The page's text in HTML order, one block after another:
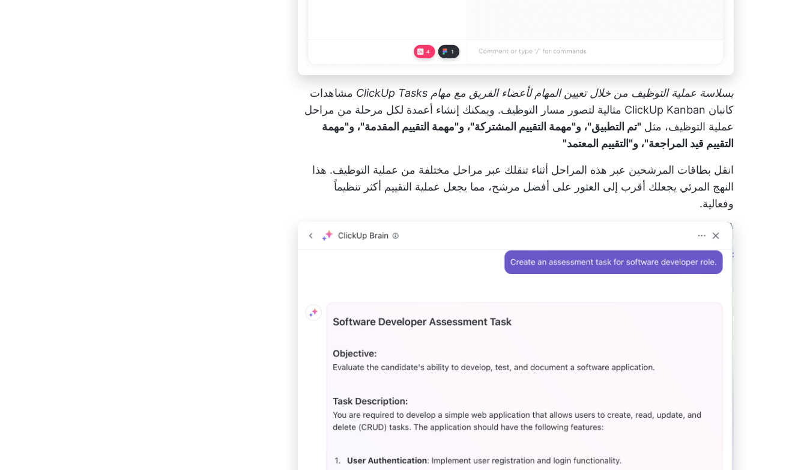
بسلاسة عملية التوظيف من خلال تعيين المهام لأعضاء الفريق مع مهام ClickUp Tasks
مشاهدات
كانبان ClickUp Kanban
مثالية لتصور مسار التوظيف. ويمكنك إنشاء أعمدة لكل مرحلة من مراحل
عملية التوظيف، مثل "تم التطبيق"، و"مهمة التقييم المشتركة"، و"مهمة التقييم المقدمة"، و"مهمة
التقييم قيد المراجعة"، و"التقييم المعتمد"
انقل بطاقات المرشحين عبر هذه المراحل أثناء تنقلك عبر مراحل مختلفة من عملية التوظيف. هذا
النهج المرئي يجعلك أقرب إلى العثور على أفضل مرشح، مما يجعل عملية التقييم أكثر تنظيماً
وفعالية.